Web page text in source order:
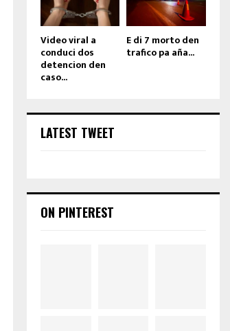
Video viral a
conduci dos
detencion den
caso...
E di 7 morto den
trafico pa aña...
LATEST TWEET
ON PINTEREST